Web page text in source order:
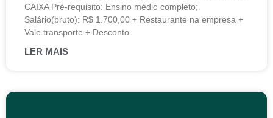
CAIXA Pré-requisito: Ensino médio completo;
Salário(bruto): R$ 1.700,00 + Restaurante na empresa +
Vale transporte + Desconto
LER MAIS